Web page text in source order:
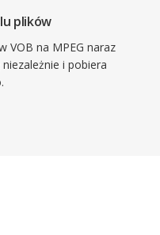
plików
VOB na MPEG naraz
i pobiera